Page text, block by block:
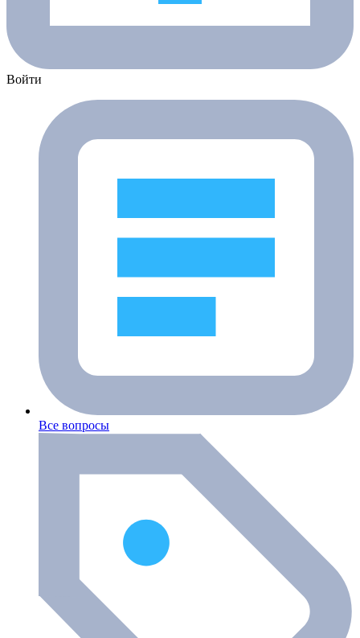
Войти
Все вопросы